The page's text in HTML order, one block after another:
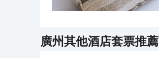
廣州其他酒店套票推薦